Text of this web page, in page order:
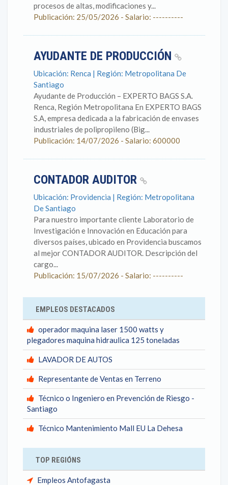
procesos de altas, modificaciones y...
Publicación: 25/05/2026 - Salario: ----------
AYUDANTE DE PRODUCCIÓN
Ubicación: Renca | Región: Metropolitana De
Santiago
Ayudante de Producción – EXPERTO BAGS S.A.
Renca, Región Metropolitana En EXPERTO BAGS
S.A, empresa dedicada a la fabricación de envases
industriales de polipropileno (Big...
Publicación: 14/07/2026 - Salario: 600000
CONTADOR AUDITOR
Ubicación: Providencia | Región: Metropolitana
De Santiago
Para nuestro importante cliente Laboratorio de
Investigación e Innovación en Educación para
diversos países, ubicado en Providencia buscamos
al mejor CONTADOR AUDITOR. Descripción del
cargo...
Publicación: 15/07/2026 - Salario: ----------
EMPLEOS DESTACADOS
operador maquina laser 1500 watts y
plegadores maquina hidraulica 125 toneladas
LAVADOR DE AUTOS
Representante de Ventas en Terreno
Técnico o Ingeniero en Prevención de Riesgo -
Santiago
Técnico Mantenimiento Mall EU La Dehesa
TOP REGIÓNS
Empleos Antofagasta